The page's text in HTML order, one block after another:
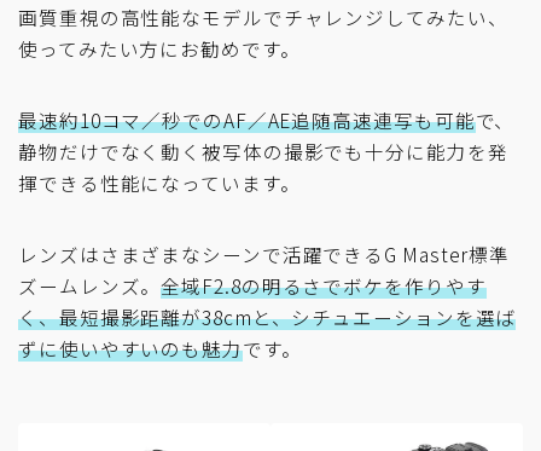
画質重視の高性能なモデルでチャレンジしてみたい、
使ってみたい方にお勧めです。
最速約10コマ／秒でのAF／AE追随高速連写も可能で、
静物だけでなく動く被写体の撮影でも十分に能力を発
揮できる性能になっています。
レンズはさまざまなシーンで活躍できるG Master標準
ズームレンズ。全域F2.8の明るさでボケを作りやす
く、最短撮影距離が38cmと、シチュエーションを選ば
ずに使いやすいのも魅力です。